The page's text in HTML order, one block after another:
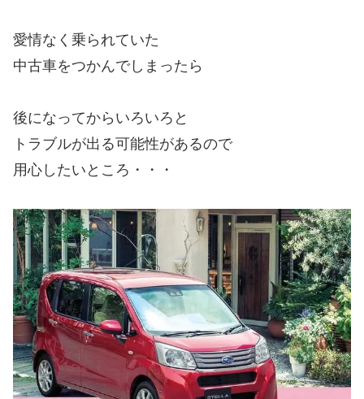
愛情なく乗られていた
中古車をつかんでしまったら
後になってからいろいろと
トラブルが出る可能性があるので
用心したいところ・・・